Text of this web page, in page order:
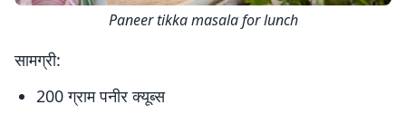
Paneer tikka masala for lunch
सामग्री:
200 ग्राम पनीर क्यूब्स